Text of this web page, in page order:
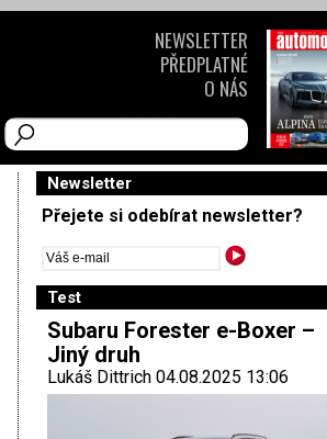
Newsletter
Přejete si odebírat newsletter?
Test
Subaru Forester e-Boxer –
Jiný druh
Lukáš Dittrich 04.08.2025 13:06
NEWSLETTER
PŘEDPLATNÉ
O NÁS